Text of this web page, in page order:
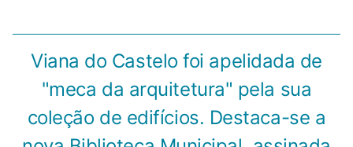
Viana do Castelo foi apelidada de
"meca da arquitetura" pela sua
coleção de edifícios. Destaca-se a